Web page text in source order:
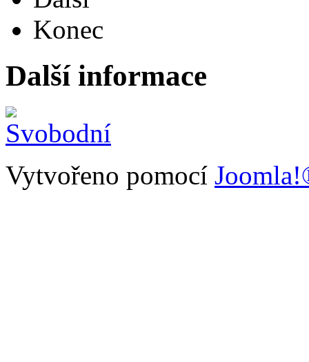
Konec
Další informace
Vytvořeno pomocí